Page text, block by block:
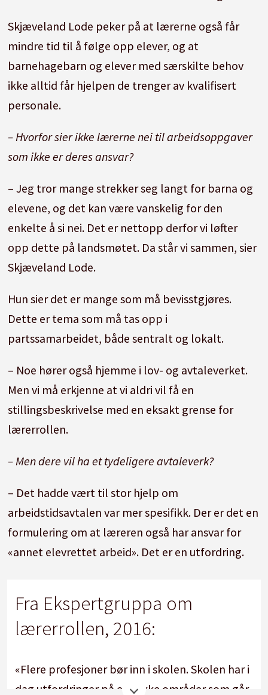
Skjæveland Lode peker på at lærerne også får
mindre tid til å følge opp elever, og at
barnehagebarn og elever med særskilte behov
ikke alltid får hjelpen de trenger av kvalifisert
personale.
– Hvorfor sier ikke lærerne nei til arbeidsoppgaver
som ikke er deres ansvar?
– Jeg tror mange strekker seg langt for barna og
elevene, og det kan være vanskelig for den
enkelte å si nei. Det er nettopp derfor vi løfter
opp dette på landsmøtet. Da står vi sammen, sier
Skjæveland Lode.
Hun sier det er mange som må bevisstgjøres.
Dette er tema som må tas opp i
partssamarbeidet, både sentralt og lokalt.
– Noe hører også hjemme i lov- og avtaleverket.
Men vi må erkjenne at vi aldri vil få en
stillingsbeskrivelse med en eksakt grense for
lærerrollen.
– Men dere vil ha et tydeligere avtaleverk?
– Det hadde vært til stor hjelp om
arbeidstidsavtalen var mer spesifikk. Der er det en
formulering om at læreren også har ansvar for
«annet elevrettet arbeid». Det er en utfordring.
Fra Ekspertgruppa om
lærerrollen, 2016:
«Flere profesjoner bør inn i skolen. Skolen har i
dag utfordringer på en rekke områder som går